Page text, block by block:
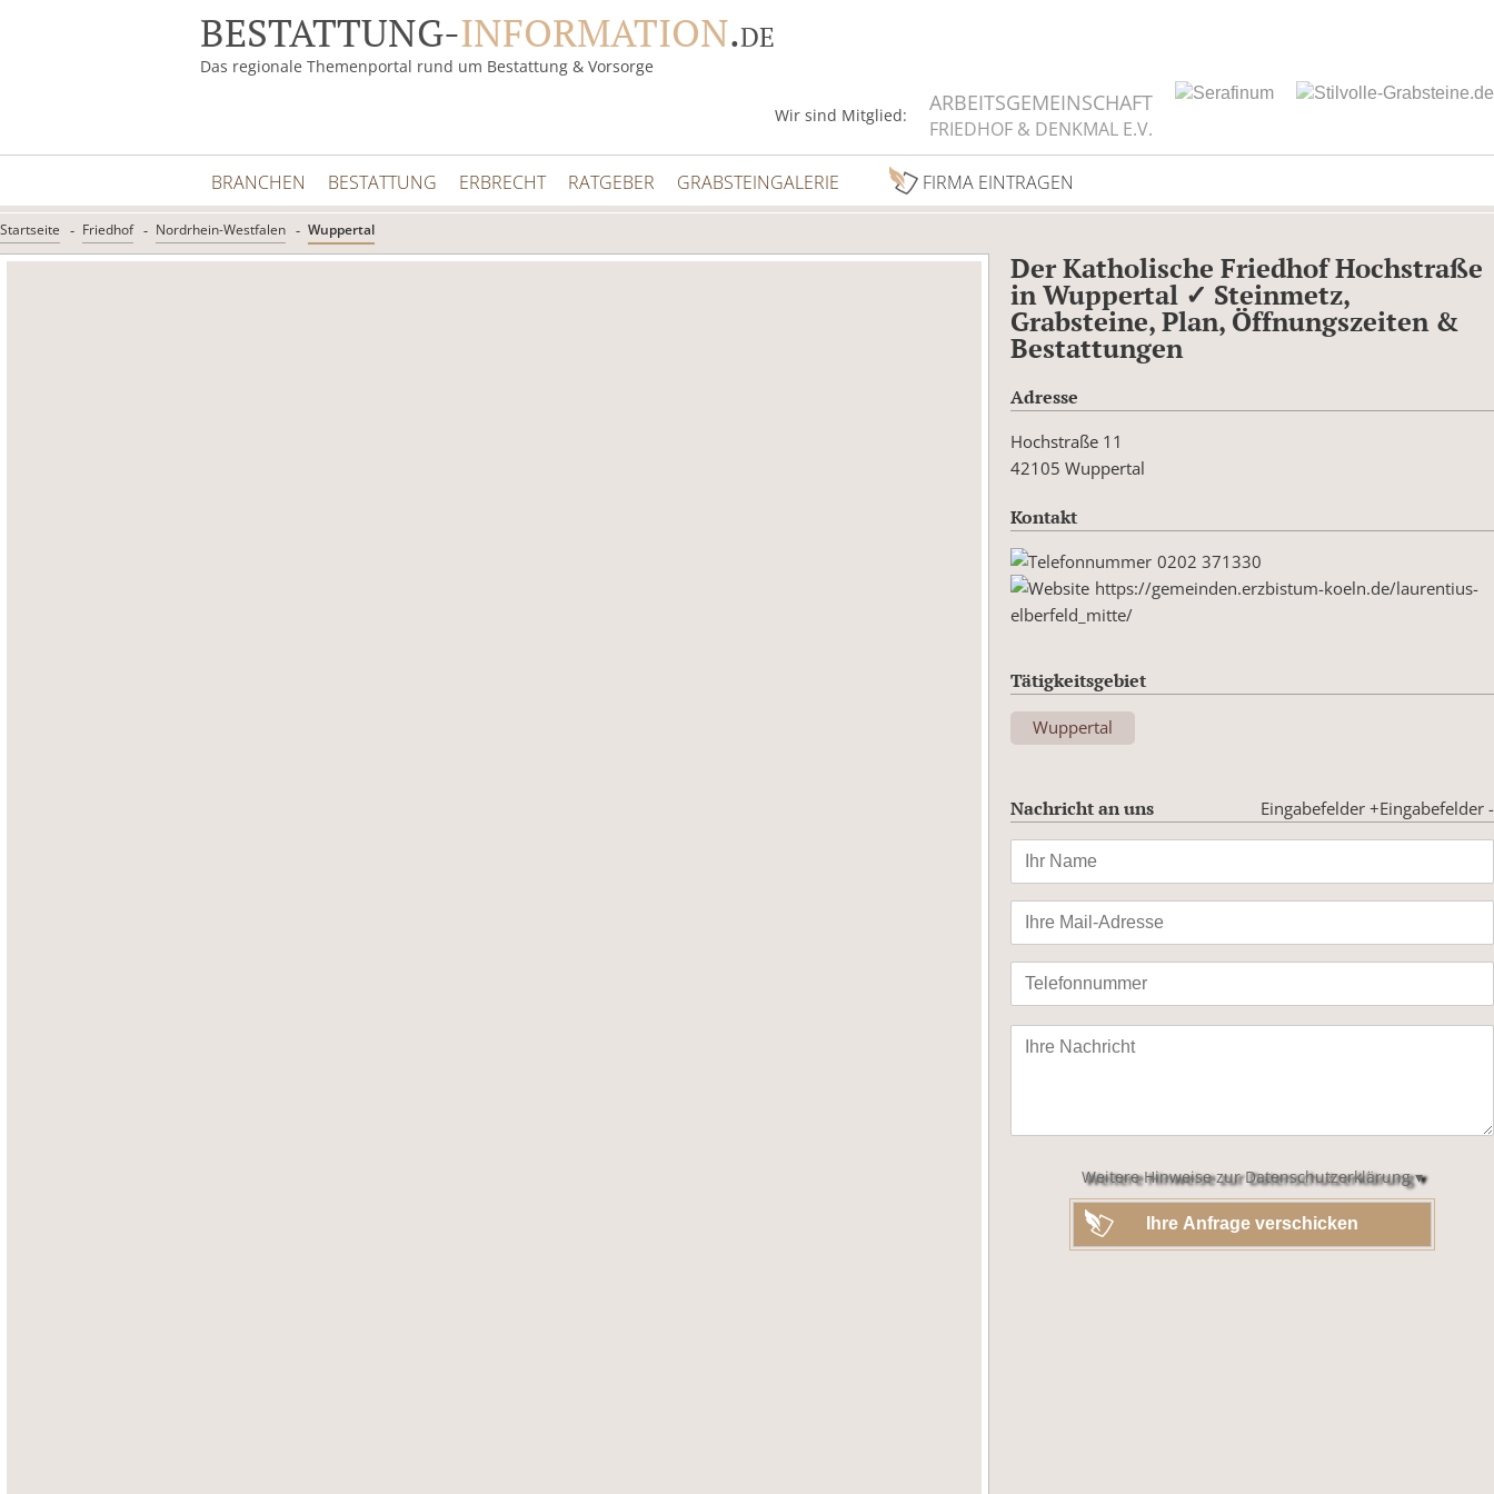
BESTATTUNG-INFORMATION.DE
Das regionale Themenportal rund um Bestattung & Vorsorge
Wir sind Mitglied: ARBEITSGEMEINSCHAFT
FRIEDHOF & DENKMAL E.V.
BRANCHEN BESTATTUNG ERBRECHT RATGEBER GRABSTEINGALERIE FIRMA EINTRAGEN
Startseite Friedhof Nordrhein-Westfalen Wuppertal
Der Katholische Friedhof Hochstraße
in Wuppertal ✓ Steinmetz,
Grabsteine, Plan, Öffnungszeiten &
Bestattungen
Adresse
Hochstraße 11
42105 Wuppertal
Kontakt
0202 371330
https://gemeinden.erzbistum-koeln.de/laurentius-
elberfeld_mitte/
Tätigkeitsgebiet
Wuppertal
Nachricht an uns Eingabefelder -
Eingabefelder +
Bitte
lasse
leer.
Weitere Hinweise zur Datenschutzerklärung ▾